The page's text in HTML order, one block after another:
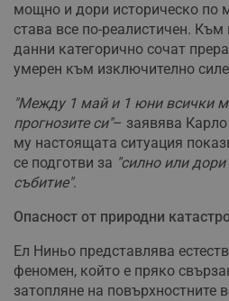
мощно и дори историческо по
става все по-реалистичен.
данни категорично сочат
умерен към изключително
"Между 1 май и 1 юни всички
прогнозите си"– заявява
му настоящата ситуация
се подготви за "силно или
събитие".
Опасност от природни
Ел Ниньо представлява
феномен, който е пряко
затопляне на повърхностните